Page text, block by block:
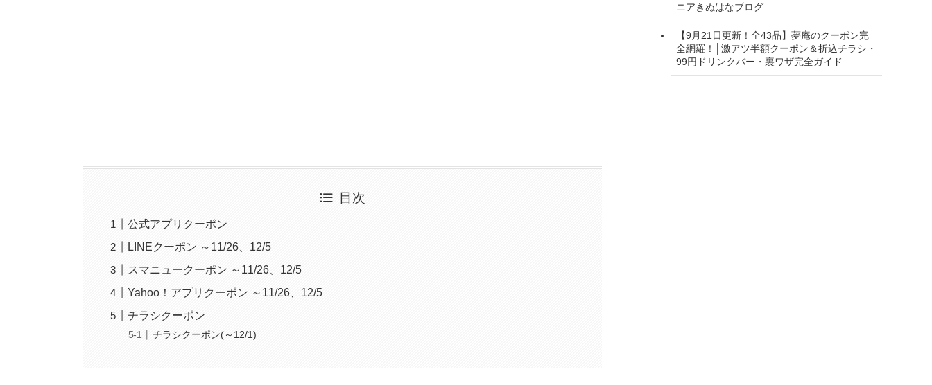
目次
公式アプリクーポン
LINEクーポン ～11/26、12/5
スマニュークーポン ～11/26、12/5
Yahoo！アプリクーポン ～11/26、12/5
チラシクーポン
チラシクーポン(～12/1)
ニアきぬはなブログ
【9月21日更新！全43品】夢庵のクーポン完
全網羅！│激アツ半額クーポン＆折込チラシ・
99円ドリンクバー・裏ワザ完全ガイド